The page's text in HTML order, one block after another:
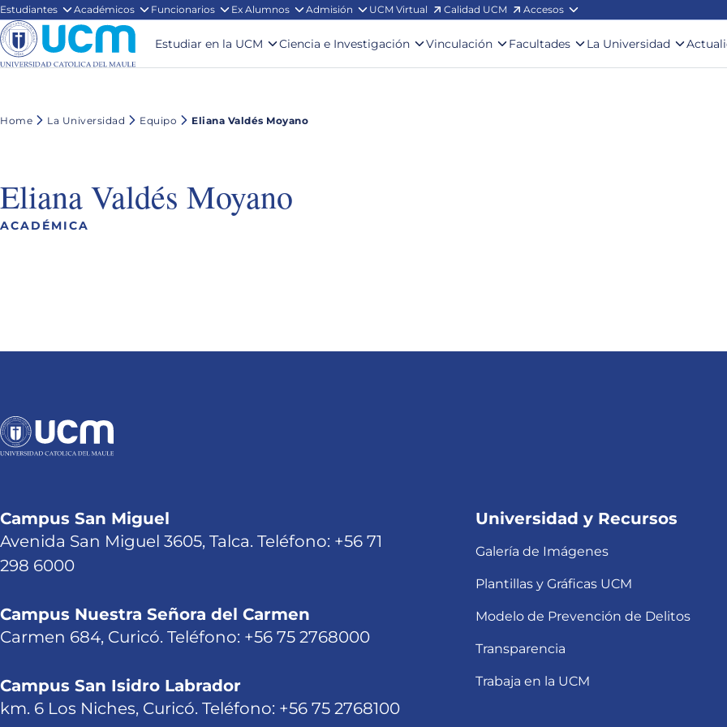
Estudiantes Académicos Funcionarios Ex Alumnos Admisión UCM Virtual Calidad UCM Accesos
Estudiar en la UCM Ciencia e Investigación Vinculación Facultades La Universidad
Home La Universidad Equipo Eliana Valdés Moyano
Eliana Valdés Moyano
ACADÉMICA
Campus San Miguel
Avenida San Miguel 3605, Talca. Teléfono: +56 71
298 6000
Campus Nuestra Señora del Carmen
Carmen 684, Curicó. Teléfono: +56 75 2768000
Campus San Isidro Labrador
km. 6 Los Niches, Curicó. Teléfono: +56 75 2768100
Universidad y Recursos
Galería de Imágenes
Plantillas y Gráficas UCM
Modelo de Prevención de Delitos
Transparencia
Trabaja en la UCM